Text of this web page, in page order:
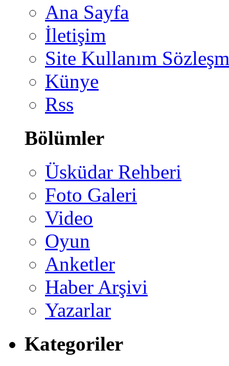
Ana Sayfa
İletişim
Site Kullanım
Künye
Rss
Bölümler
Üsküdar Rehberi
Foto Galeri
Video
Oyun
Anketler
Haber Arşivi
Yazarlar
Kategoriler